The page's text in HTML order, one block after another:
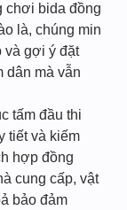
chơi bida đồng
là, chúng min
và gợi ý đặt
dân mà vẫn
tấm đầu thi
tiết và kiếm
hợp đồng
cung cấp, vật
bảo đảm